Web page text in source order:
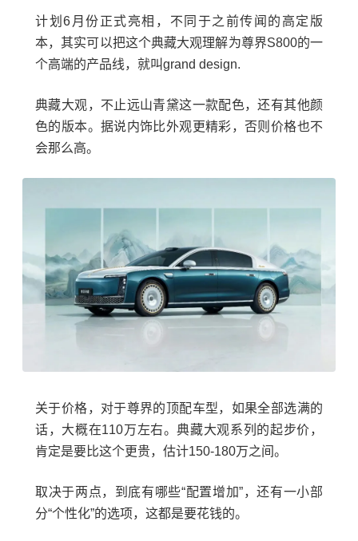
计划6月份正式亮相，不同于之前传闻的高定版
本，其实可以把这个典藏大观理解为尊界S800的一
个高端的产品线，就叫grand design.
典藏大观，不止远山青黛这一款配色，还有其他颜
色的版本。据说内饰比外观更精彩，否则价格也不
会那么高。
关于价格，对于尊界的顶配车型，如果全部选满的
话，大概在110万左右。典藏大观系列的起步价，
肯定是要比这个更贵，估计150-180万之间。
取决于两点，到底有哪些“配置增加”，还有一小部
分“个性化”的选项，这都是要花钱的。